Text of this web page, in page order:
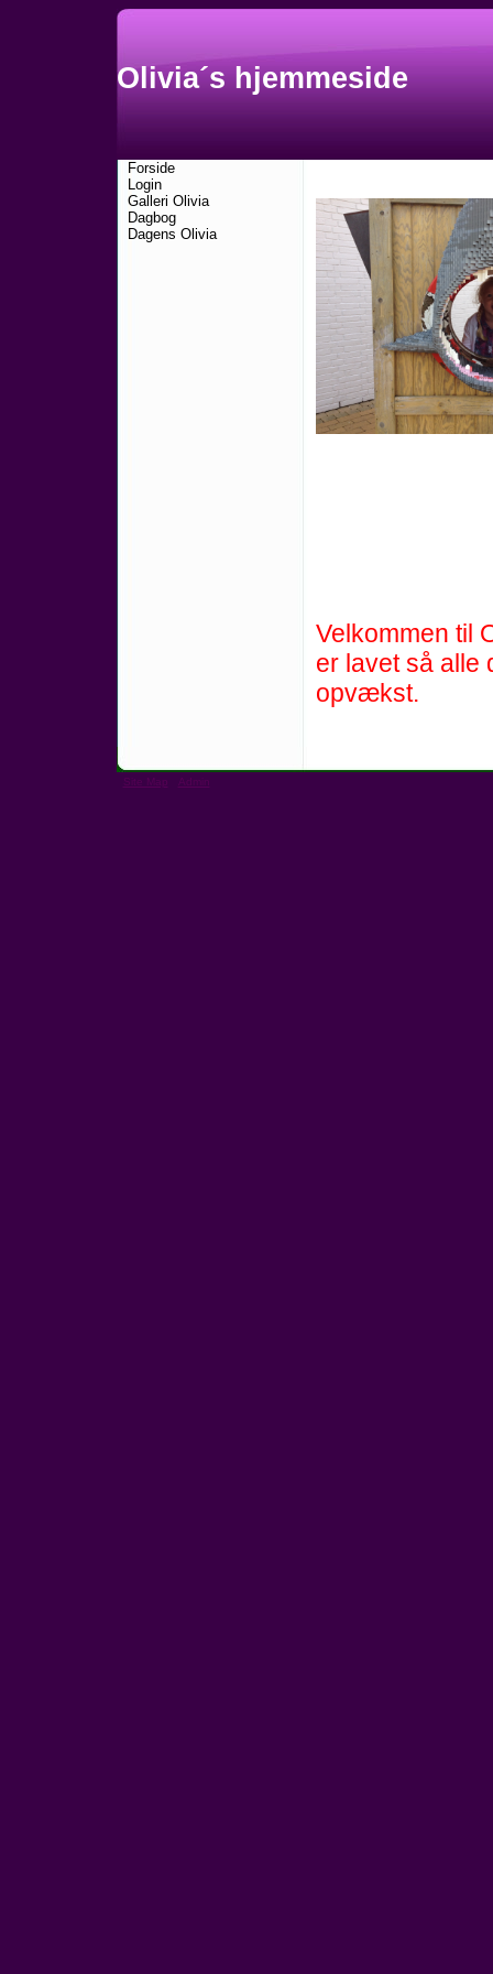
Olivia´s hjemmeside
Forside
Login
Galleri Olivia
Dagbog
Dagens Olivia
Velkommen til
er lavet så alle
opvækst.
Site Map Admin